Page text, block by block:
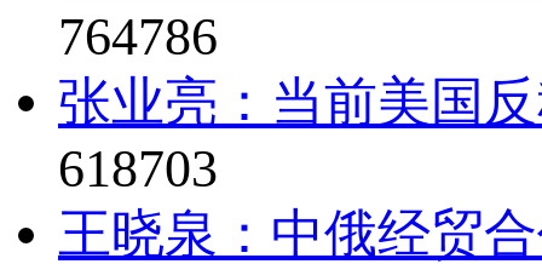
764786
张业亮：当前美国
618703
王晓泉：中俄经贸